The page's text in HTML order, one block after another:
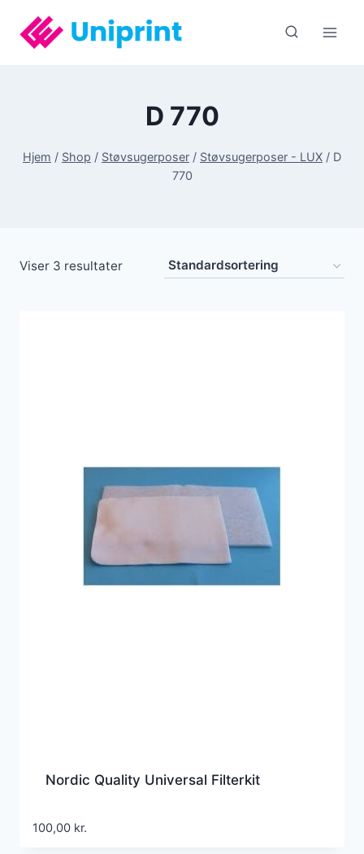
indhold
D 770
Hjem / Shop / Støvsugerposer / Støvsugerposer - LUX / D
770
Viser 3 resultater
Nordic Quality Universal Filterkit
100,00 kr.